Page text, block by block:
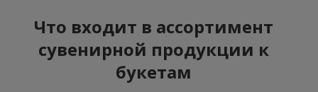
Что входит в ассортимент
сувенирной продукции к
букетам